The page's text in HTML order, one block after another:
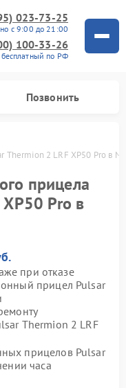
023-73-25
с 9:00 до 21:00
100-33-26
бесплатный по РФ
Позвонить
Thermion 2 LRF XP50 Pro в
прицела
Pro в
при отказе
прицел Pulsar
Thermion 2 LRF
прицелов Pulsar
часа